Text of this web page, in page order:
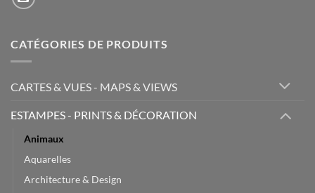
CATÉGORIES DE PRODUITS
CARTES & VUES - MAPS & VIEWS
ESTAMPES - PRINTS & DÉCORATION
Animaux
Aquarelles
Architecture & Design